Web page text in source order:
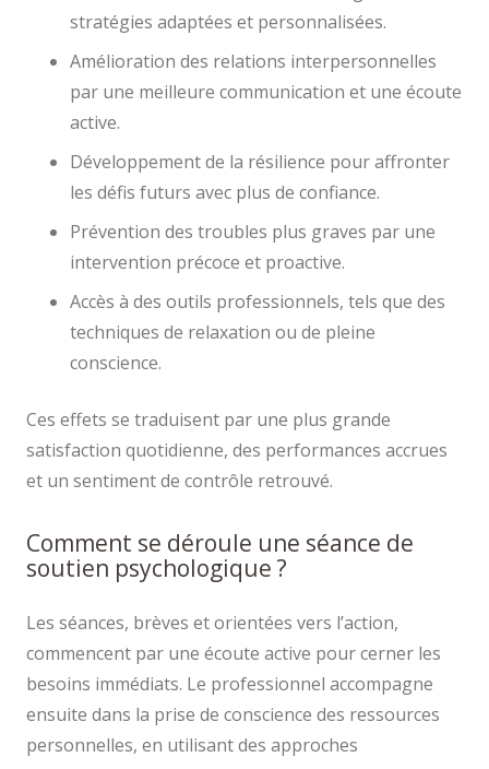
stratégies adaptées et personnalisées.
Amélioration des relations interpersonnelles
par une meilleure communication et une écoute
active.
Développement de la résilience pour affronter
les défis futurs avec plus de confiance.
Prévention des troubles plus graves par une
intervention précoce et proactive.
Accès à des outils professionnels, tels que des
techniques de relaxation ou de pleine
conscience.
Ces effets se traduisent par une plus grande
satisfaction quotidienne, des performances accrues
et un sentiment de contrôle retrouvé.
Comment se déroule une séance de
soutien psychologique ?
Les séances, brèves et orientées vers l’action,
commencent par une écoute active pour cerner les
besoins immédiats. Le professionnel accompagne
ensuite dans la prise de conscience des ressources
personnelles, en utilisant des approches